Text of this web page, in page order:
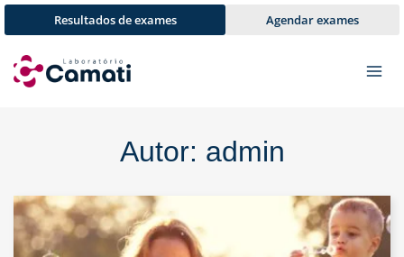
Pular
para
Conteúdo
Resultados de exames Agendar exames
Autor: admin